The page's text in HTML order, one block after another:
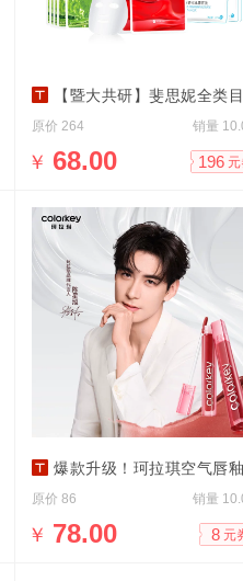
【暨大共研】斐思妮全类目面膜合集
原价 264 销量
￥ 68.00 196
爆款升级！珂拉琪空气唇釉3.0
原价 86 销量
￥ 78.00 8 元